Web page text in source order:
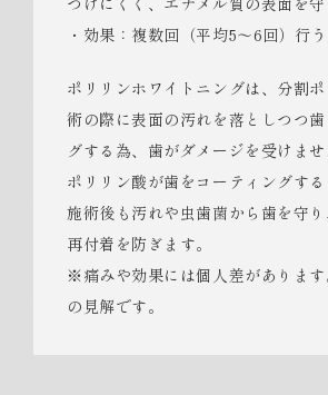
・効果：複数回（平均5～6回）行
ポリリンホワイトニングは、分割
術の際に表面の汚れを落としつつ
グする為、歯がダメージを受けませ
ポリリン酸が歯をコーティングする
施術後も汚れや虫歯菌から歯を守
再付着を防ぎます。
※痛みや効果には個人差がありま
の見解です。